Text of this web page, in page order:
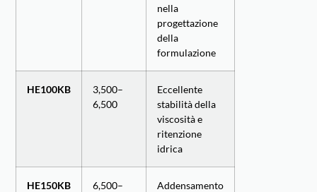
nella
progettazione
della
formulazione
HE100KB
3,500–
6,500
Eccellente
stabilità della
viscosità e
ritenzione
idrica
HE150KB
6,500–
Addensamento